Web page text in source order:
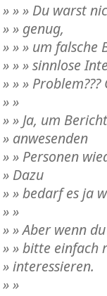
» » » Du warst
» » genug,
» » » um
» » » sinnlose
» » »
» »
» » Ja, um
» anwesenden
» » Personen
» Dazu
» » bedarf es ja
» »
» » Aber wenn
» » bitte einfach
» interessieren.
» »